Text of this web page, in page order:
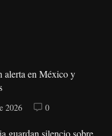
alerta en México y
2026 0
guardan silencio sobre